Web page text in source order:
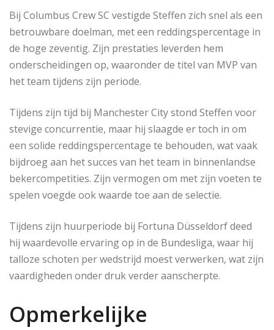
Bij Columbus Crew SC vestigde Steffen zich snel als een
betrouwbare doelman, met een reddingspercentage in
de hoge zeventig. Zijn prestaties leverden hem
onderscheidingen op, waaronder de titel van MVP van
het team tijdens zijn periode.
Tijdens zijn tijd bij Manchester City stond Steffen voor
stevige concurrentie, maar hij slaagde er toch in om
een solide reddingspercentage te behouden, wat vaak
bijdroeg aan het succes van het team in binnenlandse
bekercompetities. Zijn vermogen om met zijn voeten te
spelen voegde ook waarde toe aan de selectie.
Tijdens zijn huurperiode bij Fortuna Düsseldorf deed
hij waardevolle ervaring op in de Bundesliga, waar hij
talloze schoten per wedstrijd moest verwerken, wat zijn
vaardigheden onder druk verder aanscherpte.
Opmerkelijke